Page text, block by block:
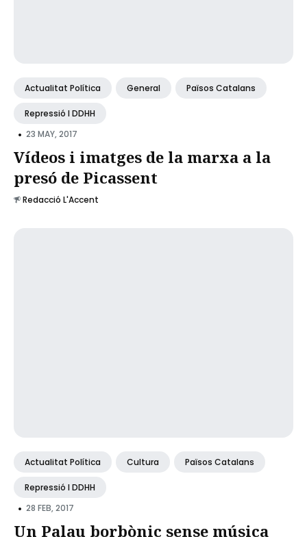
Actualitat Política General Països Catalans
Repressió I DDHH
• 23 MAY, 2017
Vídeos i imatges de la marxa a la
presó de Picassent
Redacció L'Accent
Actualitat Política Cultura Països Catalans
Repressió I DDHH
• 28 FEB, 2017
Un Palau borbònic sense música